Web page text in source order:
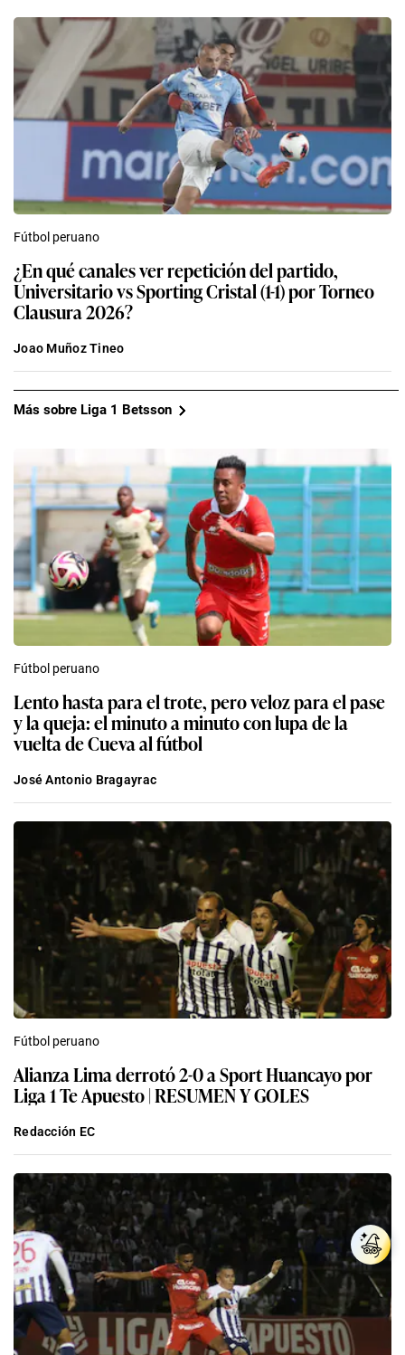
Fútbol peruano
¿En qué canales ver repetición del partido,
Universitario vs Sporting Cristal (1-1) por Torneo
Clausura 2026?
Joao Muñoz Tineo
Más sobre Liga 1 Betsson
Fútbol peruano
Lento hasta para el trote, pero veloz para el pase
y la queja: el minuto a minuto con lupa de la
vuelta de Cueva al fútbol
José Antonio Bragayrac
Fútbol peruano
Alianza Lima derrotó 2-0 a Sport Huancayo por
Liga 1 Te Apuesto | RESUMEN Y GOLES
Redacción EC